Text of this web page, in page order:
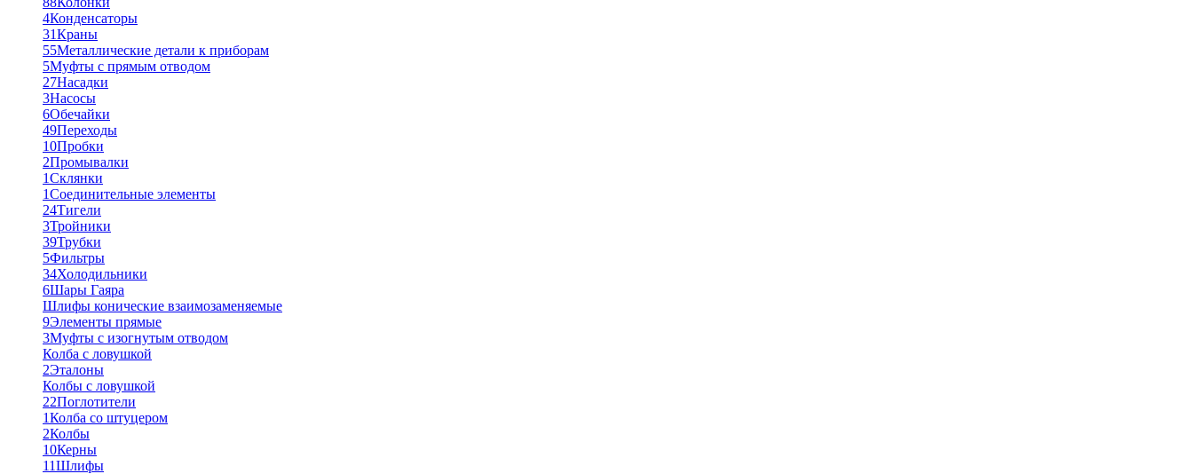
4Конденсаторы
31Краны
55Металлические детали к приборам
5Муфты с прямым отводом
27Насадки
3Насосы
6Обечайки
49Переходы
10Пробки
2Промывалки
1Склянки
1Соединительные элементы
24Тигели
3Тройники
39Трубки
5Фильтры
34Холодильники
6Шары Гаяра
Шлифы конические взаимозаменяемые
9Элементы прямые
3Муфты с изогнутым отводом
Колба с ловушкой
2Эталоны
Колбы с ловушкой
22Поглотители
1Колба со штуцером
2Колбы
10Керны
11Шлифы